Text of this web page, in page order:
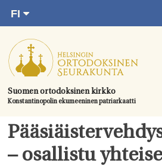
suoraan
sisältöön.
Suomen ortodoksinen kirkko
Konstantinopolin ekumeeninen patriarkaatti
FI
SV
EN
UA
Etusivu
Ajankohtaista
Juhlat & toimitukset
Kirkot
Apua & tukea
– osallistu